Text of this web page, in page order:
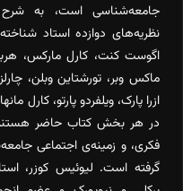
جامعه‌شناسی است، به
نظریه‌های دوازده استاد
اگوست کنت، کارل مارکس،
ماکس وبر، تورشتاین وبلن،
ازرا پارک، ویلفردو پارتو،
در هر بخش کتاب حاضر
فکری، و زمینه‌ی اجتماعی
گرفته است. لیوئیس کوزر،